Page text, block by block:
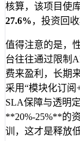
核算，该项目使
27.6%，投资回
值得注意的是，
台往往通过限制
费来盈利，长期
采用“模块化订
SLA保障与透明
**20%-25%**的
训，这才是释放